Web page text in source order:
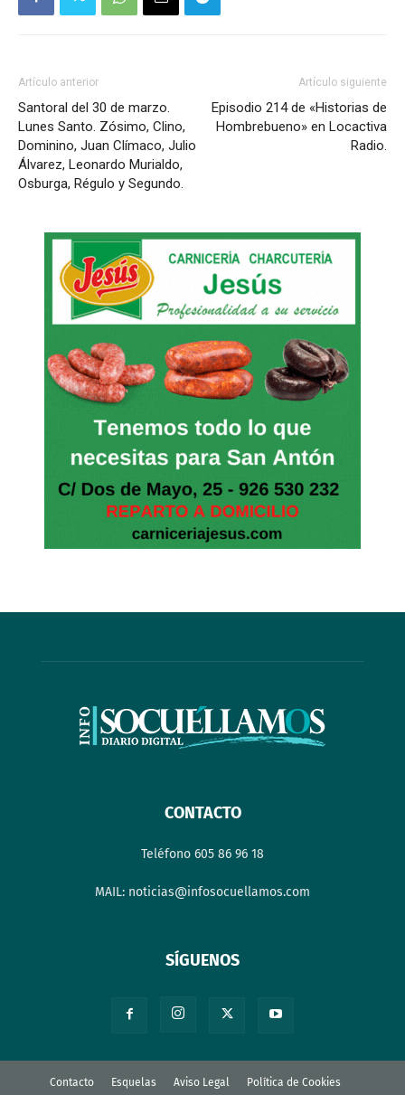
Artículo anterior
Santoral del 30 de marzo.
Lunes Santo. Zósimo, Clino,
Dominino, Juan Clímaco, Julio
Álvarez, Leonardo Murialdo,
Osburga, Régulo y Segundo.
Artículo siguiente
Episodio 214 de «Historias de
Hombrebueno» en Locactiva
Radio.
CONTACTO
Teléfono 605 86 96 18
MAIL: noticias@infosocuellamos.com
SÍGUENOS
Contacto Esquelas Aviso Legal
Política de Cookies